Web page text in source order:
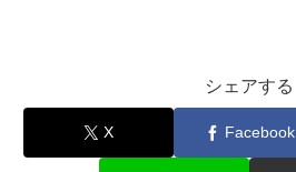
シェアする
X Facebook